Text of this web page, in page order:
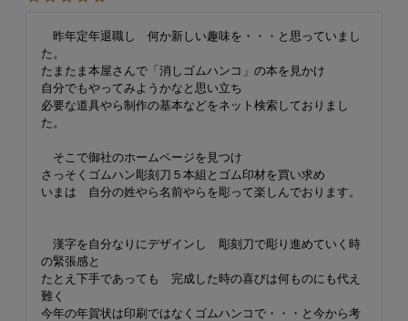
昨年定年退職し　何か新しい趣味を・・・と思っていまし
た。
たまたま本屋さんで「消しゴムハンコ」の本を見かけ
自分でもやってみようかなと思い立ち
必要な道具やら制作の基本などをネット検索しておりまし
た。
そこで御社のホームページを見つけ
さっそくゴムハン彫刻刀５本組とゴム印材を買い求め
いまは　自分の姓やら名前やらを彫って楽しんでおります。
漢字を自分なりにデザインし　彫刻刀で彫り進めていく時
の緊張感と
たとえ下手であっても　完成した時の喜びは何ものにも代え
難く
今年の年賀状は印刷ではなくゴムハンコで・・・と今から考